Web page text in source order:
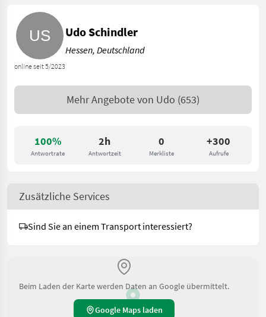
100%
Antwortrate
2h
Antwortzeit
0
Merkliste
+300
Aufrufe
online seit 5/2023
Udo Schindler
Hessen, Deutschland
Mehr Angebote von Udo (653)
Zusätzliche Services
Sind Sie an einem Transport interessiert?
Beim Laden der Karte werden Daten an Google übermittelt.
Google Maps laden